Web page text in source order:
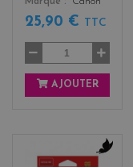
25,90 € TTC
AJOUTER